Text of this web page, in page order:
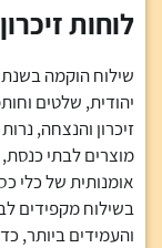
לוחות
יהודית, שלטים
זיכרון והנצחה,
מוצרים לבתי
אומנותית של כלי
בשילוח מקפידים
והעמידים ביותר,